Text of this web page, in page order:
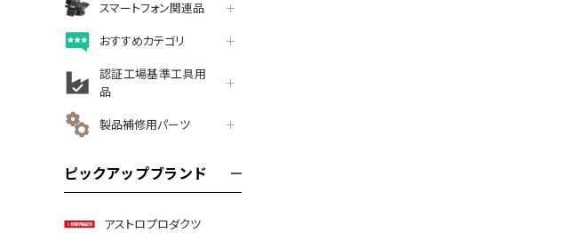
スマートフォン関連品
おすすめカテゴリ
認証工場基準工具用
品
製品補修用パーツ
ピックアップブランド
アストロプロダクツ